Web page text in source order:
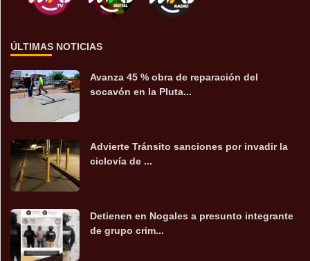
ÚLTIMAS NOTICIAS
Avanza 45 % obra de reparación del
socavón en la Pluta...
Advierte Tránsito sanciones por invadir la
ciclovía de ...
Detienen en Nogales a presunto integrante
de grupo crim...